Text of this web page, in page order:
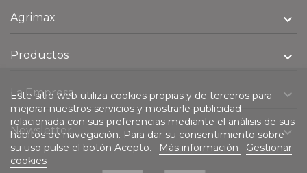
Agrimax 
Productos 
La Empresa 
Newsletter 
Este sitio web utiliza cookies propias y de terceros para
mejorar nuestros servicios y mostrarle publicidad
relacionada con sus preferencias mediante el análisis de sus
hábitos de navegación. Para dar su consentimiento sobre
su uso pulse el botón Acepto.
Más información
Gestionar
cookies